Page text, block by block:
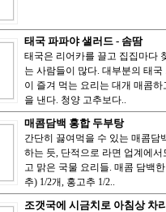
태국 파파야 샐러드 - 솜땀
태국은 리어카를 끌고 집집마다
는 사람들이 많다. 대부분의 태
이 즐겨 먹는 요리는 대개 매콤
을 낸다. 청양 고추보다..
매콤담백 홍합 두부탕
간단히 끓여먹을 수 있는 매콤담
하는 듯, 단적으로 라면 업계에
고 맑은 국물 요리들. 매콤 담백
추) 1/2개, 홍고추 1/2..
조갯국에 시금치로 아침상 차